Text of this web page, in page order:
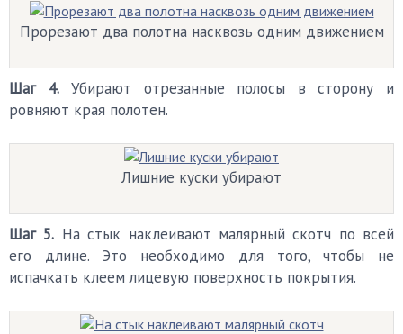
Прорезают два полотна насквозь одним движением
Шаг 4.Убирают отрезанные полосы в сторону и
ровняют края полотен.
Лишние куски убирают
Шаг 5. На стык наклеивают малярный скотч по всей
его длине. Это необходимо для того, чтобы не
испачкать клеем лицевую поверхность покрытия.